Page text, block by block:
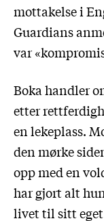
mottakelse i
Guardians
var
Boka handler
etter
en lekeplass.
den mørke
opp med en
har gjort alt
livet til sitt